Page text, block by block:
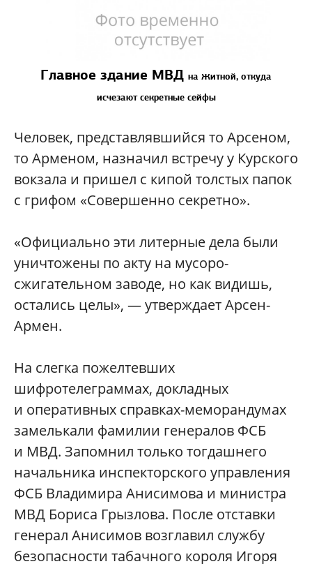
Главное здание МВД на Житной, откуда
исчезаютсекретные сейфы
Человек, представлявшийся то Арсеном,
то Арменом, назначил встречу у Курского
вокзала и пришел с кипой толстых папок
с грифом «Совершенно секретно».
«Официально эти литерные дела были
уничтожены по акту на мусоро-
сжигательном заводе, но как видишь,
остались целы», — утверждает Арсен-
Армен.
На слегка пожелтевших
шифротелеграммах, докладных
и оперативных справках-меморандумах
замелькали фамилии генералов ФСБ
и МВД. Запомнил только тогдашнего
начальника инспекторского управления
ФСБ Владимира Анисимова и министра
МВД Бориса Грызлова. После отставки
генерал Анисимов возглавил службу
безопасности табачного короля Игоря